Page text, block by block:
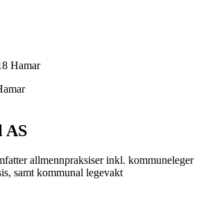
Hamar
AS
allmennpraksiser inkl. kommuneleger
samt kommunal legevakt